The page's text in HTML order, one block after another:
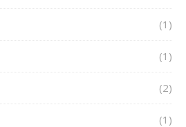
(1)
(1)
(2)
(1)